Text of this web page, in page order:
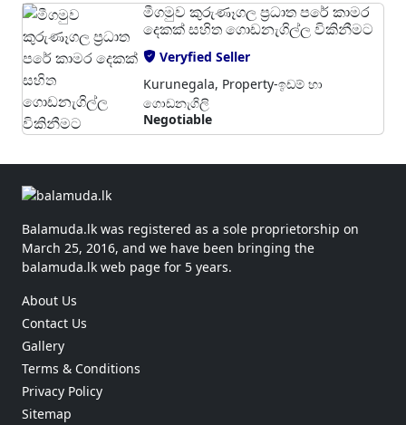
මීගමුව කුරුණෑගල ප්‍රධාත පරේ කාමර
දෙකක් සහිත ගොඩනැගිල්ල විකිනීමට
Veryfied Seller
Kurunegala, Property-ඉඩම් හා
ගොඩනැගිලි
Negotiable
Balamuda.lk was registered as a sole proprietorship on
March 25, 2016, and we have been bringing the
balamuda.lk web page for 5 years.
About Us
Contact Us
Gallery
Terms & Conditions
Privacy Policy
Sitemap